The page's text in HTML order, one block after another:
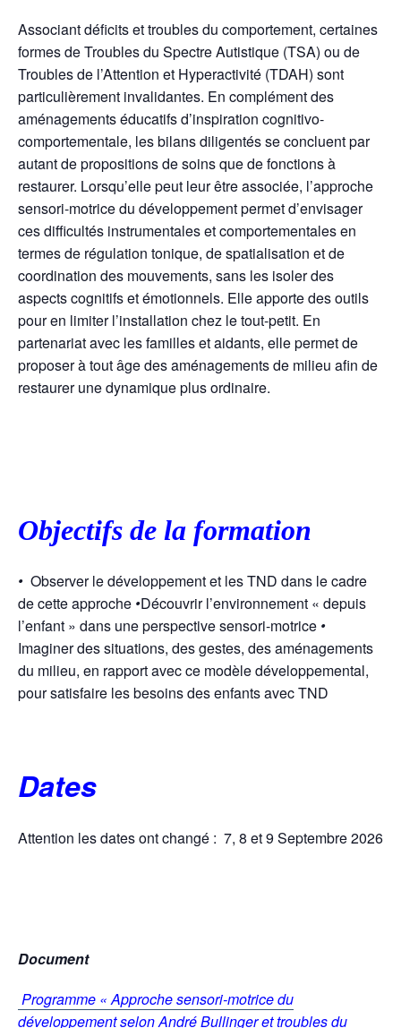
Associant déficits et troubles du comportement, certaines
formes de Troubles du Spectre Autistique (TSA) ou de
Troubles de l’Attention et Hyperactivité (TDAH) sont
particulièrement invalidantes. En complément des
aménagements éducatifs d’inspiration cognitivo-
comportementale, les bilans diligentés se concluent par
autant de propositions de soins que de fonctions à
restaurer. Lorsqu’elle peut leur être associée, l’approche
sensori-motrice du développement permet d’envisager
ces difficultés instrumentales et comportementales en
termes de régulation tonique, de spatialisation et de
coordination des mouvements, sans les isoler des
aspects cognitifs et émotionnels. Elle apporte des outils
pour en limiter l’installation chez le tout-petit. En
partenariat avec les familles et aidants, elle permet de
proposer à tout âge des aménagements de milieu afin de
restaurer une dynamique plus ordinaire.
Objectifs de la formation
• Observer le développement et les TND dans le cadre
de cette approche •Découvrir l’environnement « depuis
l’enfant » dans une perspective sensori-motrice •
Imaginer des situations, des gestes, des aménagements
du milieu, en rapport avec ce modèle développemental,
pour satisfaire les besoins des enfants avec TND
Dates
Attention les dates ont changé : 7, 8 et 9 Septembre 2026
Document
Programme « Approche sensori-motrice du
développement selon André Bullinger et troubles du